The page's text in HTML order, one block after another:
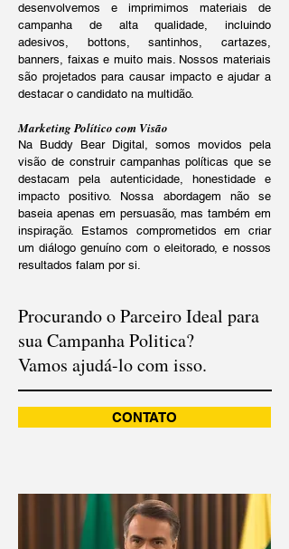
desenvolvemos e imprimimos materiais de
campanha de alta qualidade, incluindo
adesivos, bottons, santinhos, cartazes,
banners, faixas e muito mais. Nossos materiais
são projetados para causar impacto e ajudar a
destacar o candidato na multidão.
Marketing Político com Visão
Na Buddy Bear Digital, somos movidos pela
visão de construir campanhas políticas que se
destacam pela autenticidade, honestidade e
impacto positivo. Nossa abordagem não se
baseia apenas em persuasão, mas também em
inspiração. Estamos comprometidos em criar
um diálogo genuíno com o eleitorado, e nossos
resultados falam por si.
Procurando o Parceiro Ideal para
sua Campanha Politica?
Vamos ajudá-lo com isso.
CONTATO